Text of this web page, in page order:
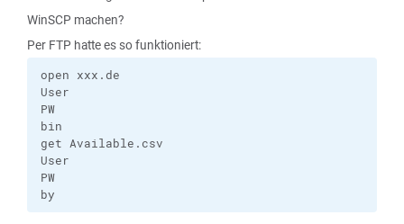
WinSCP machen?
Per FTP hatte es so funktioniert:
open xxx.de
User
PW
bin
get Available.csv
User
PW
by